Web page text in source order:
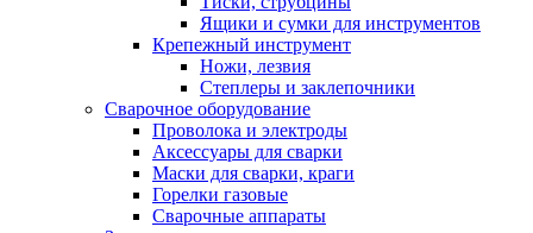
Ящики и сумки для инструментов
Крепежный инструмент
Ножи, лезвия
Степлеры и заклепочники
Сварочное оборудование
Проволока и электроды
Аксессуары для сварки
Маски для сварки, краги
Горелки газовые
Сварочные аппараты